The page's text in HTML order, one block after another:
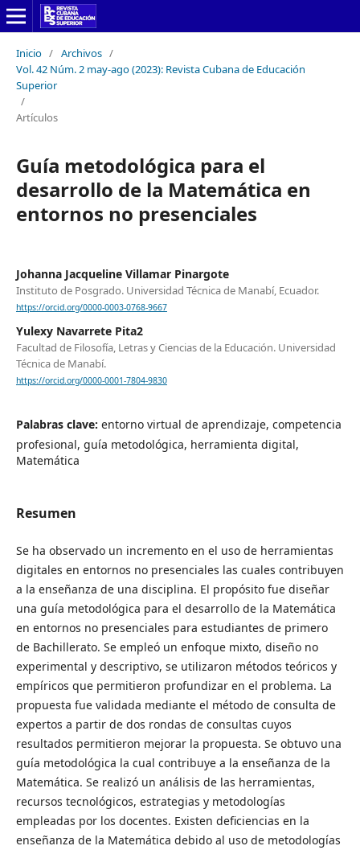
Inicio / Archivos /
Vol. 42 Núm. 2 may-ago (2023): Revista Cubana de Educación
Superior
/
Artículos
Guía metodológica para el
desarrollo de la Matemática en
entornos no presenciales
Johanna Jacqueline Villamar Pinargote
Instituto de Posgrado. Universidad Técnica de Manabí, Ecuador.
https://orcid.org/0000-0003-0768-9667
Yulexy Navarrete Pita2
Facultad de Filosofía, Letras y Ciencias de la Educación. Universidad
Técnica de Manabí.
https://orcid.org/0000-0001-7804-9830
Palabras clave: entorno virtual de aprendizaje, competencia
profesional, guía metodológica, herramienta digital,
Matemática
Resumen
Se ha observado un incremento en el uso de herramientas
digitales en entornos no presenciales las cuales contribuyen
a la enseñanza de una disciplina. El propósito fue diseñar
una guía metodológica para el desarrollo de la Matemática
en entornos no presenciales para estudiantes de primero
de Bachillerato. Se empleó un enfoque mixto, diseño no
experimental y descriptivo, se utilizaron métodos teóricos y
empíricos que permitieron profundizar en el problema. La
propuesta fue validada mediante el método de consulta de
expertos a partir de dos rondas de consultas cuyos
resultados permitieron mejorar la propuesta. Se obtuvo una
guía metodológica la cual contribuye a la enseñanza de la
Matemática. Se realizó un análisis de las herramientas,
recursos tecnológicos, estrategias y metodologías
empleadas por los docentes. Existen deficiencias en la
enseñanza de la Matemática debido al uso de metodologías